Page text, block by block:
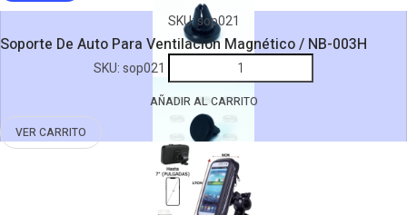
SKU:sop021
Soporte De Auto Para Ventilación Magnético / NB-003H
AÑADIR AL CARRITO
VER CARRITO
SKU:sop021
De
Auto
Para
Ventilación
Magnético
/